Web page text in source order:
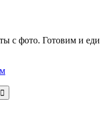
с фото. Готовим и